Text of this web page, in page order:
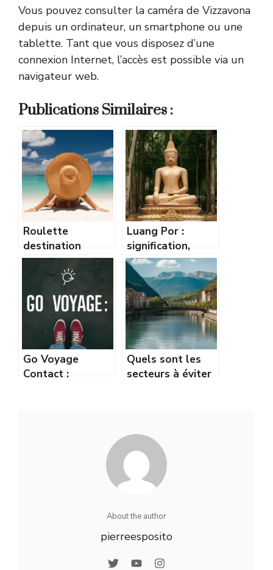
Vous pouvez consulter la caméra de Vizzavona
depuis un ordinateur, un smartphone ou une
tablette. Tant que vous disposez d’une
connexion Internet, l’accès est possible via un
navigateur web.
Publications Similaires :
Roulette
destination
vacancesmania.co
m : trouvez votre
prochain voyage
idéal
Luang Por :
signification,
histoire et
influence de ce
terme bouddhiste
Go Voyage
Contact :
Quels sont les
secteurs à éviter
sensibles
About the author
pierreesposito